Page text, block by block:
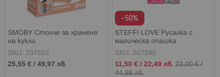
SMOBY Столче за хранене
на кукли
SKU: 207592
25,55 € / 49,97 лв.
-50%
STEFFI LOVE Русалка с
магическа опашка
SKU: 207586
Промо
цена
11,50 € /22,49 лв. 23,00 €/
44,98 лв.